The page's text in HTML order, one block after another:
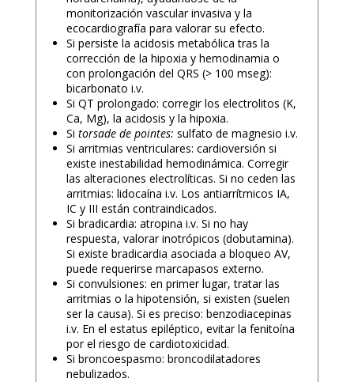
monitorización vascular invasiva y la
ecocardiografía para valorar su efecto.
Si persiste la acidosis metabólica tras la
corrección de la hipoxia y hemodinamia o
con prolongación del QRS (> 100 mseg):
bicarbonato i.v.
Si QT prolongado: corregir los electrolitos (K,
Ca, Mg), la acidosis y la hipoxia.
Si torsade de pointes: sulfato de magnesio i.v.
Si arritmias ventriculares: cardioversión si
existe inestabilidad hemodinámica. Corregir
las alteraciones electrolíticas. Si no ceden las
arritmias: lidocaína i.v. Los antiarrítmicos IA,
IC y III están contraindicados.
Si bradicardia: atropina i.v. Si no hay
respuesta, valorar inotrópicos (dobutamina).
Si existe bradicardia asociada a bloqueo AV,
puede requerirse marcapasos externo.
Si convulsiones: en primer lugar, tratar las
arritmias o la hipotensión, si existen (suelen
ser la causa). Si es preciso: benzodiacepinas
i.v. En el estatus epiléptico, evitar la fenitoína
por el riesgo de cardiotoxicidad.
Si broncoespasmo: broncodilatadores
nebulizados.